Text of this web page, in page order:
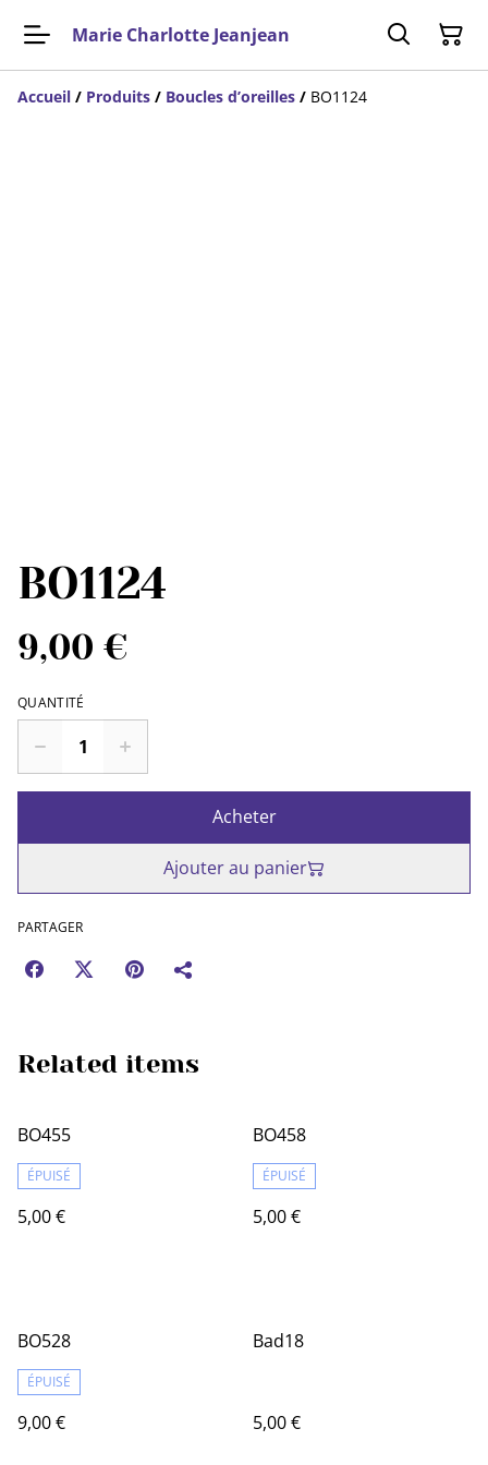
Marie Charlotte Jeanjean
Accueil / Produits / Boucles d’oreilles / BO1124
BO1124
9,00 €
QUANTITÉ
Acheter
Ajouter au panier
PARTAGER
Related items
BO455
ÉPUISÉ
5,00 €
BO458
ÉPUISÉ
5,00 €
BO528
ÉPUISÉ
9,00 €
Bad18
5,00 €